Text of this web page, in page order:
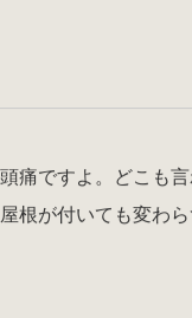
痛ですよ。どこも
根が付いても変わら